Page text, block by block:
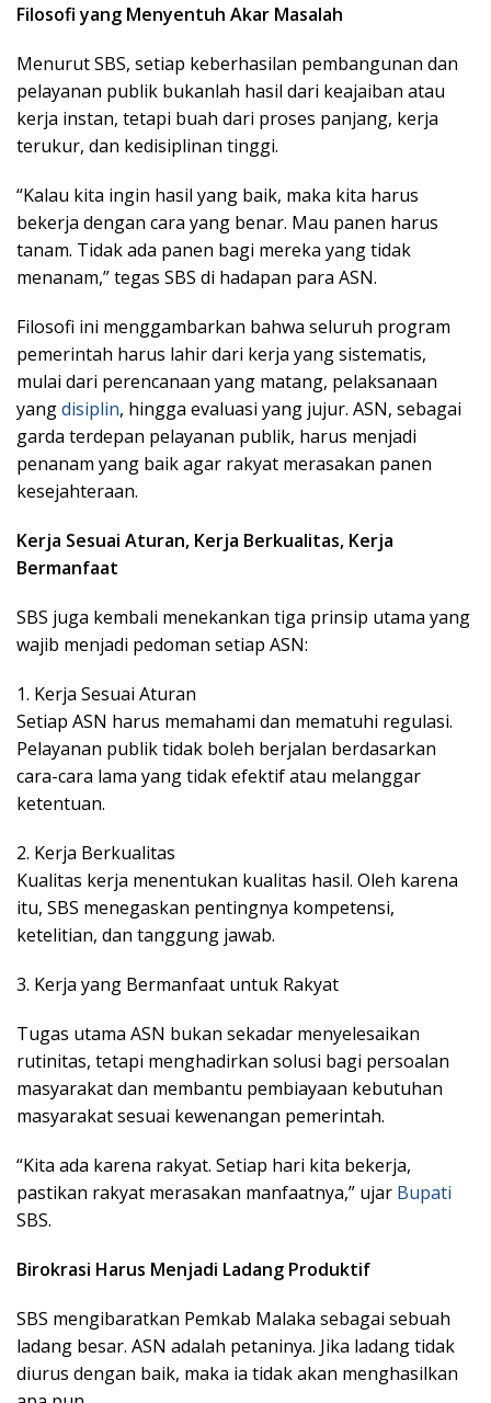
Filosofi yang Menyentuh Akar Masalah
Menurut SBS, setiap keberhasilan pembangunan dan
pelayanan publik bukanlah hasil dari keajaiban atau
kerja instan, tetapi buah dari proses panjang, kerja
terukur, dan kedisiplinan tinggi.
“Kalau kita ingin hasil yang baik, maka kita harus
bekerja dengan cara yang benar. Mau panen harus
tanam. Tidak ada panen bagi mereka yang tidak
menanam,” tegas SBS di hadapan para ASN.
Filosofi ini menggambarkan bahwa seluruh program
pemerintah harus lahir dari kerja yang sistematis,
mulai dari perencanaan yang matang, pelaksanaan
yangdisiplin, hingga evaluasi yang jujur. ASN, sebagai
garda terdepan pelayanan publik, harus menjadi
penanam yang baik agar rakyat merasakan panen
kesejahteraan.
Kerja Sesuai Aturan, Kerja Berkualitas, Kerja
Bermanfaat
SBS juga kembali menekankan tiga prinsip utama yang
wajib menjadi pedoman setiap ASN:
1. Kerja Sesuai Aturan
Setiap ASN harus memahami dan mematuhi regulasi.
Pelayanan publik tidak boleh berjalan berdasarkan
cara-cara lama yang tidak efektif atau melanggar
ketentuan.
2. Kerja Berkualitas
Kualitas kerja menentukan kualitas hasil. Oleh karena
itu, SBS menegaskan pentingnya kompetensi,
ketelitian, dan tanggung jawab.
3. Kerja yang Bermanfaat untuk Rakyat
Tugas utama ASN bukan sekadar menyelesaikan
rutinitas, tetapi menghadirkan solusi bagi persoalan
masyarakat dan membantu pembiayaan kebutuhan
masyarakat sesuai kewenangan pemerintah.
“Kita ada karena rakyat. Setiap hari kita bekerja,
pastikan rakyat merasakan manfaatnya,” ujar Bupati
SBS.
Birokrasi Harus Menjadi Ladang Produktif
SBS mengibaratkan Pemkab Malaka sebagai sebuah
ladang besar. ASN adalah petaninya. Jika ladang tidak
diurus dengan baik, maka ia tidak akan menghasilkan